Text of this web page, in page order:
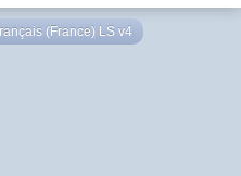
(France) LS v4